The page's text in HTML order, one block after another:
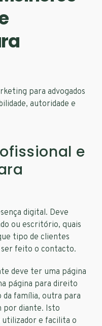
para advogados
autoridade e
e
digital. Deve
ou escritório, quais
tipo de clientes
ser feito o contacto.
deve ter uma página
página para direito
da família, outra para
por diante. Isto
utilizador e facilita o